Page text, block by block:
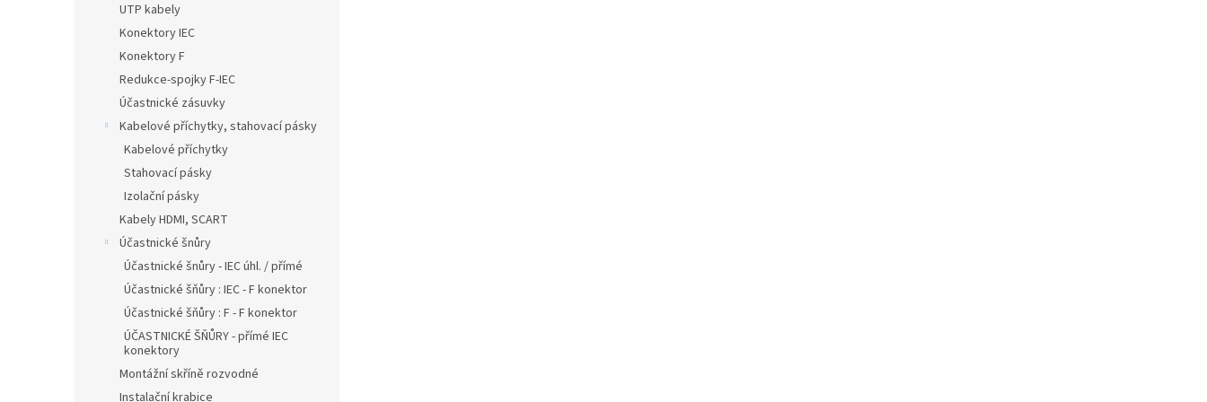
UTP kabely
Konektory IEC
Konektory F
Redukce-spojky F-IEC
Účastnické zásuvky
Kabelové příchytky, stahovací pásky
Kabelové příchytky
Stahovací pásky
Izolační pásky
Kabely HDMI, SCART
Účastnické šnůry
Účastnické šnůry - IEC úhl. / přímé
Účastnické šňůry : IEC - F konektor
Účastnické šňůry : F - F konektor
ÚČASTNICKÉ ŠŇŮRY - přímé IEC
konektory
Montážní skříně rozvodné
Instalační krabice